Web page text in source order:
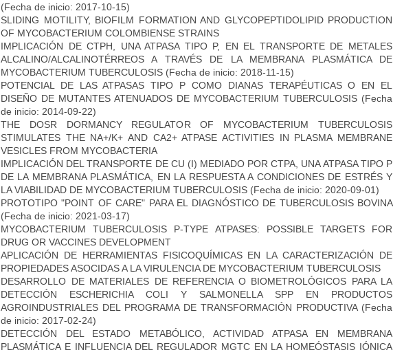
(Fecha de inicio: 2017-10-15)
SLIDING MOTILITY, BIOFILM FORMATION AND GLYCOPEPTIDOLIPID PRODUCTION
OF MYCOBACTERIUM COLOMBIENSE STRAINS
IMPLICACIÓN DE CTPH, UNA ATPASA TIPO P, EN EL TRANSPORTE DE METALES
ALCALINO/ALCALINOTÉRREOS A TRAVÉS DE LA MEMBRANA PLASMÁTICA DE
MYCOBACTERIUM TUBERCULOSIS (Fecha de inicio: 2018-11-15)
POTENCIAL DE LAS ATPASAS TIPO P COMO DIANAS TERAPÉUTICAS O EN EL
DISEÑO DE MUTANTES ATENUADOS DE MYCOBACTERIUM TUBERCULOSIS (Fecha
de inicio: 2014-09-22)
THE DOSR DORMANCY REGULATOR OF MYCOBACTERIUM TUBERCULOSIS
STIMULATES THE NA+/K+ AND CA2+ ATPASE ACTIVITIES IN PLASMA MEMBRANE
VESICLES FROM MYCOBACTERIA
IMPLICACIÓN DEL TRANSPORTE DE CU (I) MEDIADO POR CTPA, UNA ATPASA TIPO P
DE LA MEMBRANA PLASMÁTICA, EN LA RESPUESTA A CONDICIONES DE ESTRÉS Y
LA VIABILIDAD DE MYCOBACTERIUM TUBERCULOSIS (Fecha de inicio: 2020-09-01)
PROTOTIPO "POINT OF CARE" PARA EL DIAGNÓSTICO DE TUBERCULOSIS BOVINA
(Fecha de inicio: 2021-03-17)
MYCOBACTERIUM TUBERCULOSIS P-TYPE ATPASES: POSSIBLE TARGETS FOR
DRUG OR VACCINES DEVELOPMENT
APLICACIÓN DE HERRAMIENTAS FISICOQUÍMICAS EN LA CARACTERIZACIÓN DE
PROPIEDADES ASOCIDAS A LA VIRULENCIA DE MYCOBACTERIUM TUBERCULOSIS
DESARROLLO DE MATERIALES DE REFERENCIA O BIOMETROLÓGICOS PARA LA
DETECCIÓN ESCHERICHIA COLI Y SALMONELLA SPP EN PRODUCTOS
AGROINDUSTRIALES DEL PROGRAMA DE TRANSFORMACIÓN PRODUCTIVA(Fecha
de inicio: 2017-02-24)
DETECCIÓN DEL ESTADO METABÓLICO, ACTIVIDAD ATPASA EN MEMBRANA
PLASMÁTICA E INFLUENCIA DEL REGULADOR MGTC EN LA HOMEÓSTASIS IÓNICA